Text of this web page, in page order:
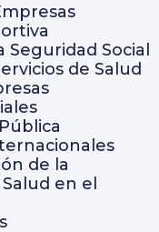
Seguridad Social
de Salud
de la
en el